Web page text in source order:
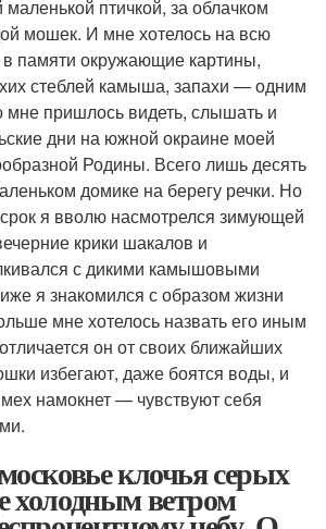
птичкой, за облачком
мошек. И мне хотелось на всю
в памяти окружающие картины,
стеблей камыша, запахи — одним
мне пришлось видеть, слышать и
дни на южной окраине моей
Родины. Всего лишь десять
домике на берегу речки. Но
срок я вволю насмотрелся зимующей
крики шакалов и
с дикими камышовыми
я знакомился с образом жизни
мне хотелось назвать его иным
он от своих ближайших
избегают, даже боятся воды, и
намокнет — чувствуют себя
клочья серых
холодным ветром